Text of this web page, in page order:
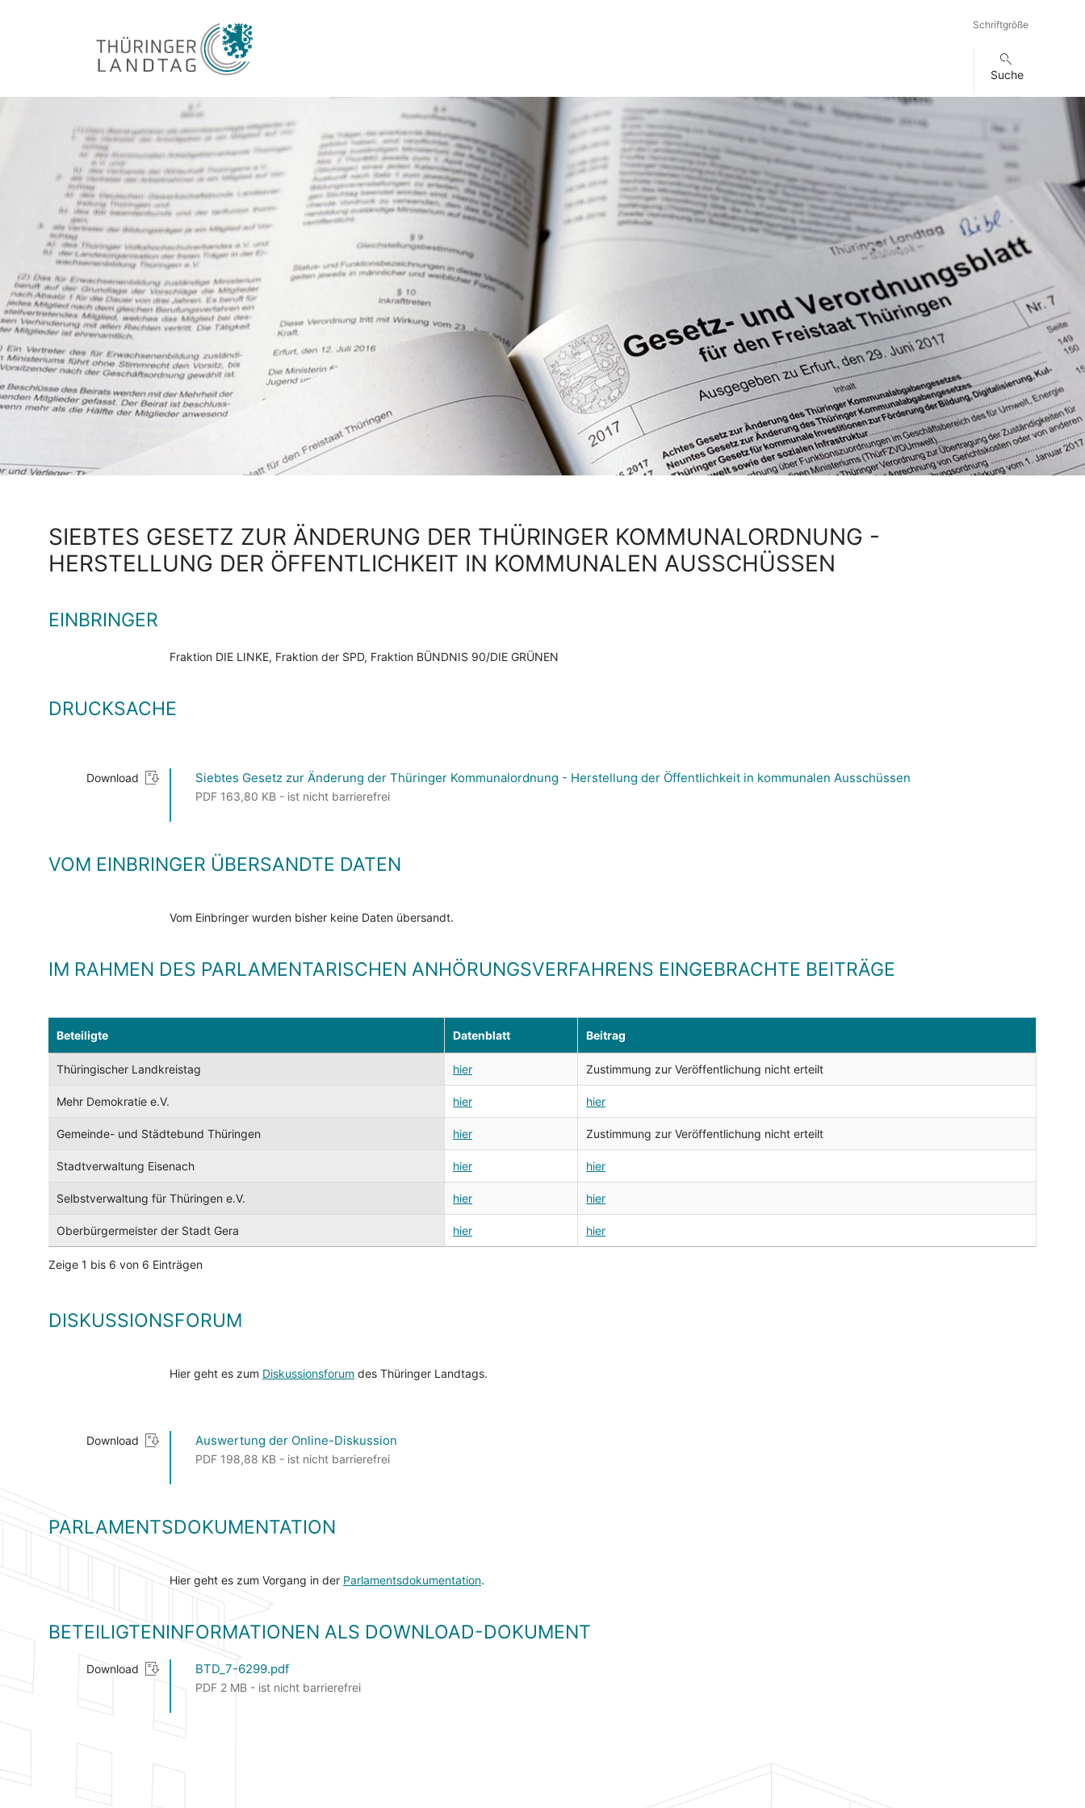
Schriftgröße
Suche
SIEBTES GESETZ ZUR ÄNDERUNG DER THÜRINGER KOMMUNALORDNUNG -
HERSTELLUNG DER ÖFFENTLICHKEIT IN KOMMUNALEN AUSSCHÜSSEN
EINBRINGER
Fraktion DIE LINKE, Fraktion der SPD, Fraktion BÜNDNIS 90/DIE GRÜNEN
DRUCKSACHE
Download Siebtes Gesetz zur Änderung der Thüringer Kommunalordnung - Herstellung der Öffentlichkeit in kommunalen Ausschüssen
PDF 163,80 KB - ist nicht barrierefrei
VOM EINBRINGER ÜBERSANDTE DATEN
Vom Einbringer wurden bisher keine Daten übersandt.
IM RAHMEN DES PARLAMENTARISCHEN ANHÖRUNGSVERFAHRENS EINGEBRACHTE BEITRÄGE
Beteiligte Datenblatt Beitrag
Thüringischer Landkreistag hier Zustimmung zur Veröffentlichung nicht erteilt
Mehr Demokratie e.V. hier hier
Gemeinde- und Städtebund Thüringen hier Zustimmung zur Veröffentlichung nicht erteilt
Stadtverwaltung Eisenach hier hier
Selbstverwaltung für Thüringen e.V. hier hier
Oberbürgermeister der Stadt Gera hier hier
Zeige 1 bis 6 von 6 Einträgen
DISKUSSIONSFORUM
Hier geht es zum Diskussionsforum des Thüringer Landtags.
Download Auswertung der Online-Diskussion
PDF 198,88 KB - ist nicht barrierefrei
PARLAMENTSDOKUMENTATION
Hier geht es zum Vorgang in der Parlamentsdokumentation.
BETEILIGTENINFORMATIONEN ALS DOWNLOAD-DOKUMENT
Download BTD_7-6299.pdf
PDF 2 MB - ist nicht barrierefrei